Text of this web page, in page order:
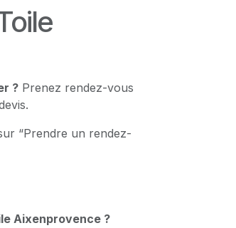
? Prenez rendez-vous
“Prendre un rendez-
Aixenprovence ?